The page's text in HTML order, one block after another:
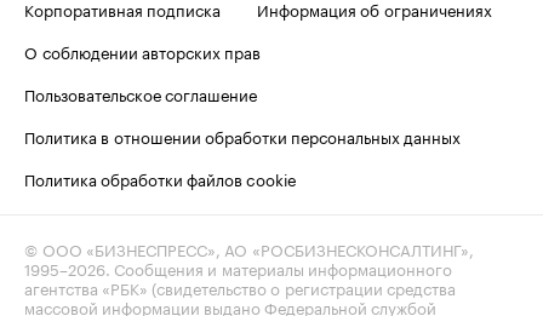
Корпоративная подписка
Информация об ограничениях
О соблюдении авторских прав
Пользовательское соглашение
Политика в отношении обработки персональных данных
Политика обработки файлов cookie
© ООО «БИЗНЕСПРЕСС», АО «РОСБИЗНЕСКОНСАЛТИНГ»,
1995–2026 . Сообщения и материалы информационного
агентства «РБК» (свидетельство о регистрации средства
массовой информации выдано Федеральной службой